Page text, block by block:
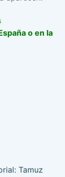
o en la
Tamuz